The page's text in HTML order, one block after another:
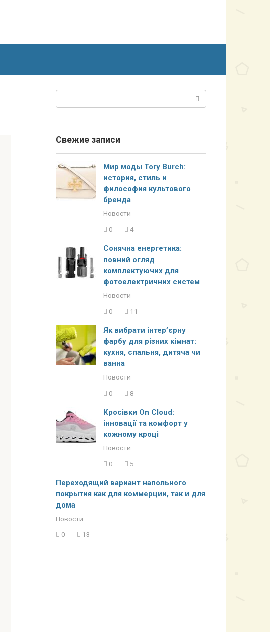
Свежие записи
Мир моды Tory Burch:
история, стиль и
философия культового
бренда
Новости
0
4
Сонячна енергетика:
повний огляд
комплектуючих для
фотоелектричних систем
Новости
0
11
Як вибрати інтер’єрну
фарбу для різних кімнат:
кухня, спальня, дитяча чи
ванна
Новости
0
8
Кросівки On Cloud:
інновації та комфорт у
кожному кроці
Новости
0
5
Переходящий вариант напольного
покрытия как для коммерции, так и для
дома
Новости
0
13